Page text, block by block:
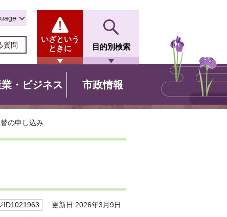
質問
いざという
ときに
目的別検索
・ビジネス 市政情報
の申し込み
ID1021963 更新日 2026年3月9日